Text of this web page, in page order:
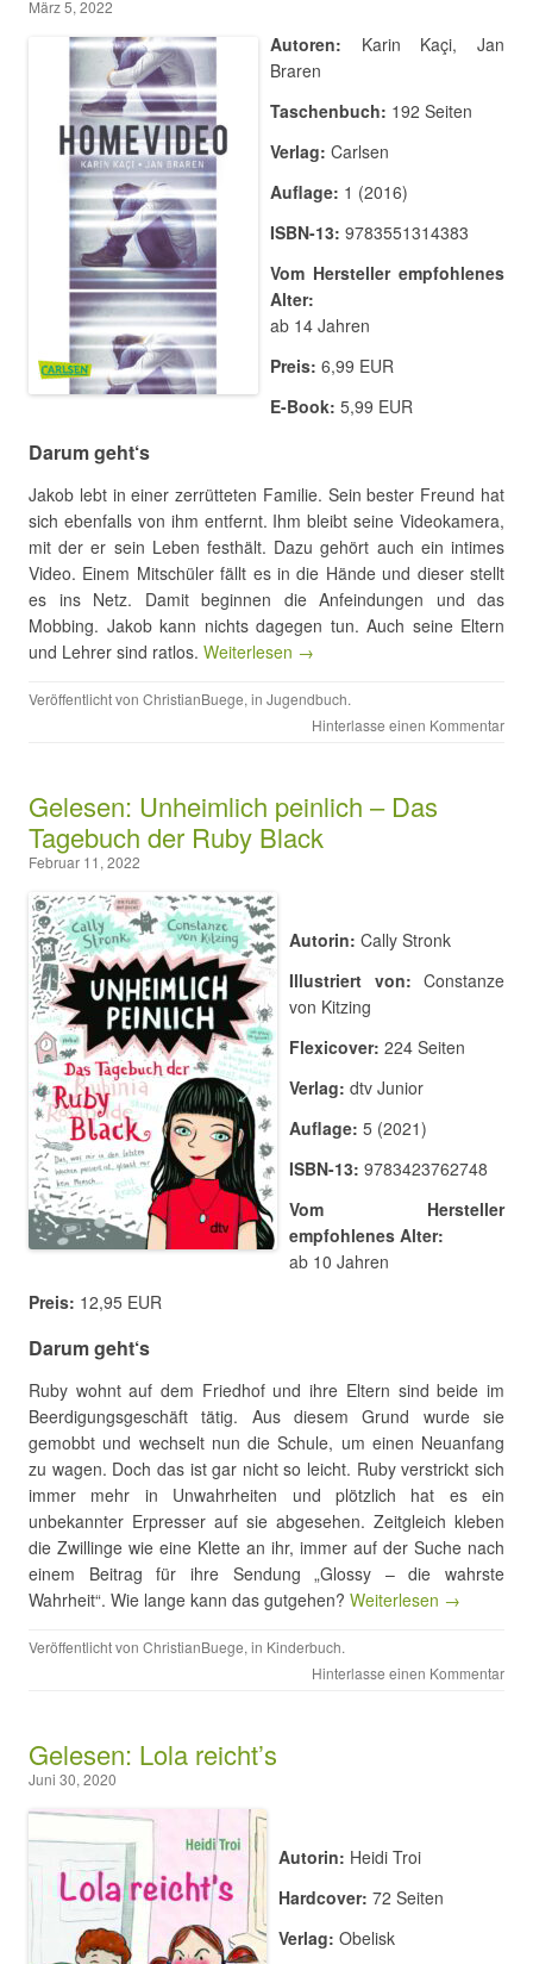
März 5, 2022
Autoren: Karin Kaçi, Jan
Braren
Taschenbuch: 192 Seiten
Verlag: Carlsen
Auflage: 1 (2016)
ISBN-13: 9783551314383
Vom Hersteller empfohlenes
Alter:
ab 14 Jahren
Preis: 6,99 EUR
E-Book: 5,99 EUR
Darum geht‘s
Jakob lebt in einer zerrütteten Familie. Sein bester Freund hat
sich ebenfalls von ihm entfernt. Ihm bleibt seine Videokamera,
mit der er sein Leben festhält. Dazu gehört auch ein intimes
Video. Einem Mitschüler fällt es in die Hände und dieser stellt
es ins Netz. Damit beginnen die Anfeindungen und das
Mobbing. Jakob kann nichts dagegen tun. Auch seine Eltern
und Lehrer sind ratlos. Weiterlesen →
Veröffentlicht von ChristianBuege, in Jugendbuch.
Hinterlasse einen Kommentar
Gelesen: Unheimlich peinlich – Das
Tagebuch der Ruby Black
Februar 11, 2022
Autorin: Cally Stronk
Illustriert von: Constanze
von Kitzing
Flexicover: 224 Seiten
Verlag: dtv Junior
Auflage: 5 (2021)
ISBN-13: 9783423762748
Vom Hersteller
empfohlenes Alter:
ab 10 Jahren
Preis: 12,95 EUR
Darum geht‘s
Ruby wohnt auf dem Friedhof und ihre Eltern sind beide im
Beerdigungsgeschäft tätig. Aus diesem Grund wurde sie
gemobbt und wechselt nun die Schule, um einen Neuanfang
zu wagen. Doch das ist gar nicht so leicht. Ruby verstrickt sich
immer mehr in Unwahrheiten und plötzlich hat es ein
unbekannter Erpresser auf sie abgesehen. Zeitgleich kleben
die Zwillinge wie eine Klette an ihr, immer auf der Suche nach
einem Beitrag für ihre Sendung „Glossy – die wahrste
Wahrheit“. Wie lange kann das gutgehen? Weiterlesen →
Veröffentlicht von ChristianBuege, in Kinderbuch.
Hinterlasse einen Kommentar
Gelesen: Lola reicht’s
Juni 30, 2020
Autorin: Heidi Troi
Hardcover: 72 Seiten
Verlag: Obelisk